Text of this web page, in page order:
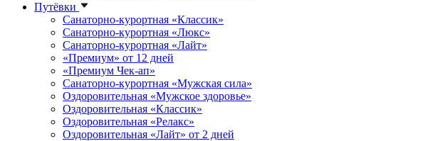
Путёвки
Санаторно-курортная «Классик»
Санаторно-курортная «Люкс»
Санаторно-курортная «Лайт»
«Премиум» от 12 дней
«Премиум Чек-ап»
Санаторно-курортная «Мужская сила»
Оздоровительная «Мужское здоровье»
Оздоровительная «Классик»
Оздоровительная «Релакс»
Оздоровительная «Лайт» от 2 дней